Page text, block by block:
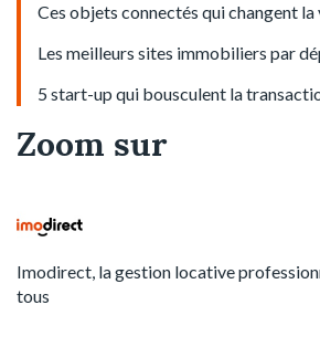
Ces objets connectés qui changent
Les meilleurs sites immobiliers par
5 start-up qui bousculent la
Zoom sur
Imodirect, la gestion locative
tous